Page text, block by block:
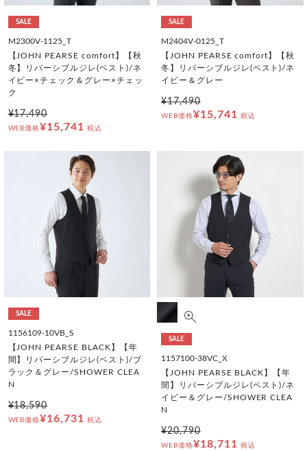
SALE
M2300V-1125_T
【JOHN PEARSE comfort】【秋
冬】リバーシブルジレ(ベスト)/ネ
イビー×チェック＆グレー×チェッ
ク
¥17,490
WEB価格¥15,741 税込
SALE
M2404V-0125_T
【JOHN PEARSE comfort】【秋
冬】リバーシブルジレ(ベスト)/ネ
イビー＆グレー
¥17,490
WEB価格¥15,741 税込
SALE
1156109-10VB_S
【JOHN PEARSE BLACK】【年
間】リバーシブルジレ(ベスト)/ブ
ラック＆グレー/SHOWER CLEA
N
¥18,590
WEB価格¥16,731 税込
SALE
1157100-38VC_X
【JOHN PEARSE BLACK】【年
間】リバーシブルジレ(ベスト)/ネ
イビー＆グレー/SHOWER CLEA
N
¥20,790
WEB価格¥18,711 税込